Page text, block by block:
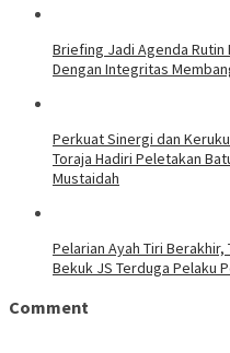
Briefing Jadi Agenda
Dengan Integritas
Perkuat Sinergi dan
Toraja Hadiri Peletakan
Mustaidah
Pelarian Ayah Tiri Berakhir,
Bekuk JS Terduga Pelaku
Comment